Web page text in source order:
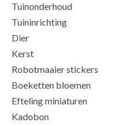
Tuinonderhoud
Tuininrichting
Dier
Kerst
Robotmaaier stickers
Boeketten bloemen
Efteling miniaturen
Kadobon